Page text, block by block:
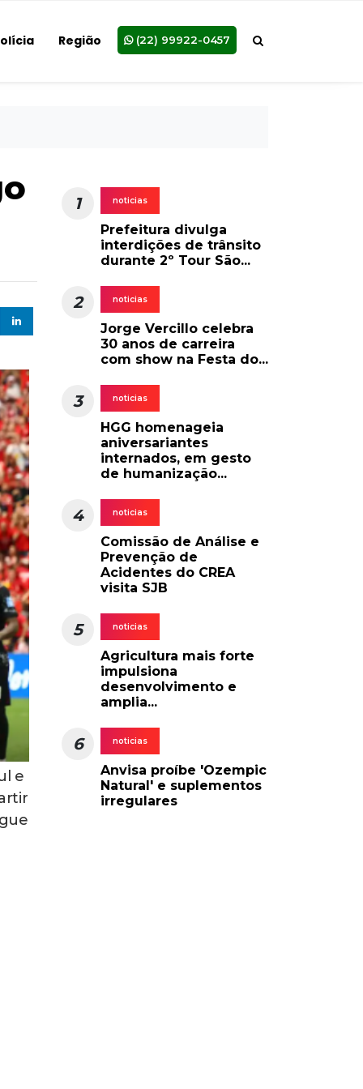
Região (22) 99922-0457
e
1 noticias
Prefeitura divulga
interdições de trânsito
durante 2º Tour São...
2 noticias
Jorge Vercillo celebra
30 anos de carreira
com show na Festa do...
3 noticias
HGG homenageia
aniversariantes
internados, em gesto
de humanização...
4 noticias
Comissão de Análise e
Prevenção de
Acidentes do CREA
visita SJB
5 noticias
Agricultura mais forte
impulsiona
desenvolvimento e
amplia...
6 noticias
Anvisa proíbe 'Ozempic
Natural' e suplementos
irregulares